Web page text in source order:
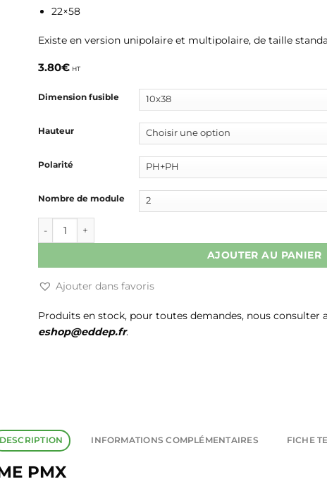
22×58
Existe en version unipolaire et multipolaire, de taille
3.80€ HT
Dimension fusible
Hauteur
Polarité
Nombre de module
quantité de PORTE FUSIBLE
AJOUTER AU PANIER
Ajouter dans favoris
Produits en stock, pour toutes demandes, nous consulter
eshop@eddep.fr.
DESCRIPTION INFORMATIONS COMPLÉMENTAIRES FICHE
PMX